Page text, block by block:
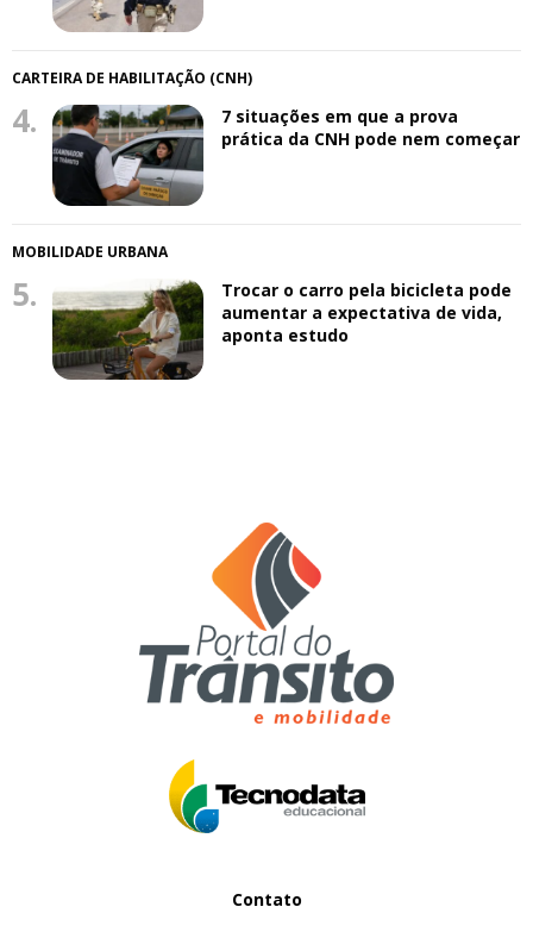
CARTEIRA DE HABILITAÇÃO (CNH)
4.
7 situações em que a prova
prática da CNH pode nem começar
MOBILIDADE URBANA
5.
Trocar o carro pela bicicleta pode
aumentar a expectativa de vida,
aponta estudo
Contato